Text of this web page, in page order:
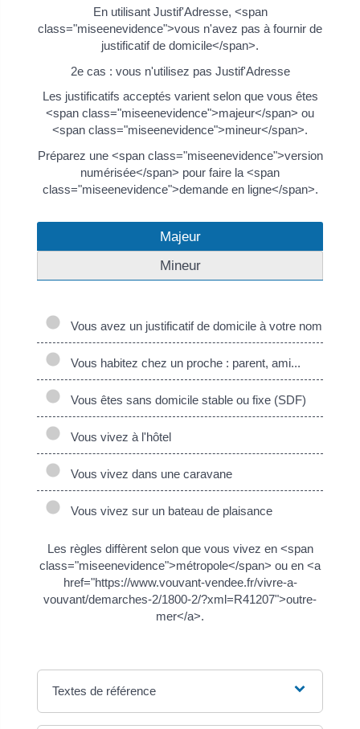
En utilisant Justif'Adresse, <span
class="miseenevidence">vous n'avez pas à fournir de
justificatif de domicile</span>.
2e cas : vous n'utilisez pas Justif'Adresse
Les justificatifs acceptés varient selon que vous êtes
<span class="miseenevidence">majeur</span> ou
<span class="miseenevidence">mineur</span>.
Préparez une <span class="miseenevidence">version
numérisée</span> pour faire la <span
class="miseenevidence">demande en ligne</span>.
Majeur
Mineur
Vous avez un justificatif de domicile à votre nom
Vous habitez chez un proche : parent, ami...
Vous êtes sans domicile stable ou fixe (SDF)
Vous vivez à l'hôtel
Vous vivez dans une caravane
Vous vivez sur un bateau de plaisance
Les règles diffèrent selon que vous vivez en <span
class="miseenevidence">métropole</span> ou en <a
href="https://www.vouvant-vendee.fr/vivre-a-
vouvant/demarches-2/1800-2/?xml=R41207">outre-
mer</a>.
Textes de référence